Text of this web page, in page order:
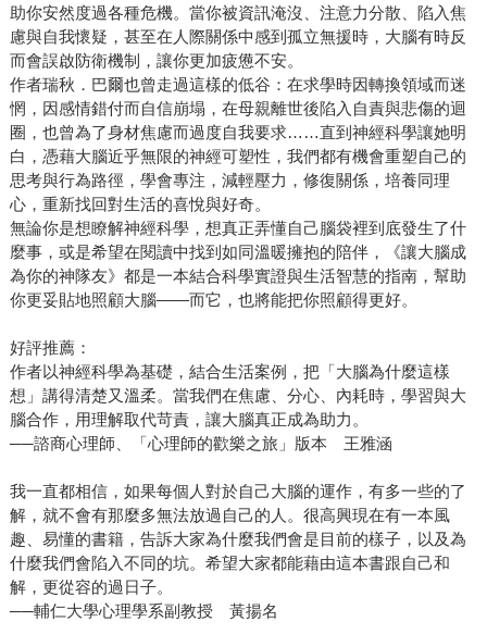
助你安然度過各種危機。當你被資訊淹沒、注意力分散、陷入焦
慮與自我懷疑，甚至在人際關係中感到孤立無援時，大腦有時反
而會誤啟防衛機制，讓你更加疲憊不安。
作者瑞秋．巴爾也曾走過這樣的低谷：在求學時因轉換領域而迷
惘，因感情錯付而自信崩塌，在母親離世後陷入自責與悲傷的迴
圈，也曾為了身材焦慮而過度自我要求……直到神經科學讓她明
白，憑藉大腦近乎無限的神經可塑性，我們都有機會重塑自己的
思考與行為路徑，學會專注，減輕壓力，修復關係，培養同理
心，重新找回對生活的喜悅與好奇。
無論你是想瞭解神經科學，想真正弄懂自己腦袋裡到底發生了什
麼事，或是希望在閱讀中找到如同溫暖擁抱的陪伴，《讓大腦成
為你的神隊友》都是一本結合科學實證與生活智慧的指南，幫助
你更妥貼地照顧大腦——而它，也將能把你照顧得更好。
好評推薦：
作者以神經科學為基礎，結合生活案例，把「大腦為什麼這樣
想」講得清楚又溫柔。當我們在焦慮、分心、內耗時，學習與大
腦合作，用理解取代苛責，讓大腦真正成為助力。
──諮商心理師、「心理師的歡樂之旅」版本 王雅涵
我一直都相信，如果每個人對於自己大腦的運作，有多一些的了
解，就不會有那麼多無法放過自己的人。很高興現在有一本風
趣、易懂的書籍，告訴大家為什麼我們會是目前的樣子，以及為
什麼我們會陷入不同的坑。希望大家都能藉由這本書跟自己和
解，更從容的過日子。
──輔仁大學心理學系副教授 黃揚名